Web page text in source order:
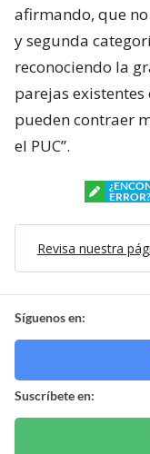
afirmando, que
y segunda
reconociendo la
parejas
pueden contraer
el PUC”.
ERROR?
Revisa nuestra
Síguenos en:
Suscríbete en: